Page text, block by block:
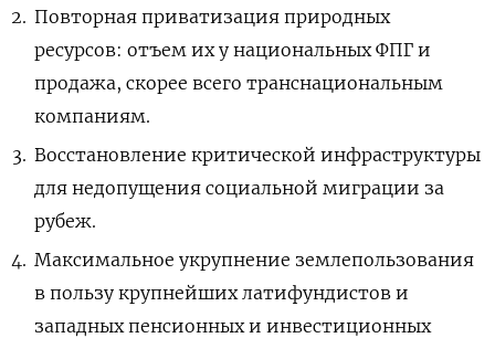
Повторная приватизация природных
ресурсов: отъем их у национальных ФПГ и
продажа, скорее всего транснациональным
компаниям.
Восстановление критической инфраструктуры
для недопущения социальной миграции за
рубеж.
Максимальное укрупнение землепользования
в пользу крупнейших латифундистов и
западных пенсионных и инвестиционных